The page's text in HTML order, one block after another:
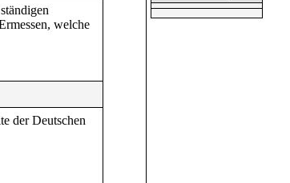
welche
der Deutschen